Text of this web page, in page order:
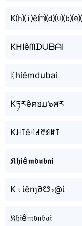
KᕼIêᗰᗪᑌᗷᗩI
ᛕhiêmdubai
Kཏརêฅอມ๖ศར
Kꃅꀤêꎭꀸꀎꌃꍏꀤ
𝕶𝖍𝖎ê𝖒𝖉𝖚𝖇𝖆𝖎
K♄ίêɱ∂☋♭@ί
𝔎𝔥𝔦ê𝔪𝔡𝔲𝔟𝔞𝔦